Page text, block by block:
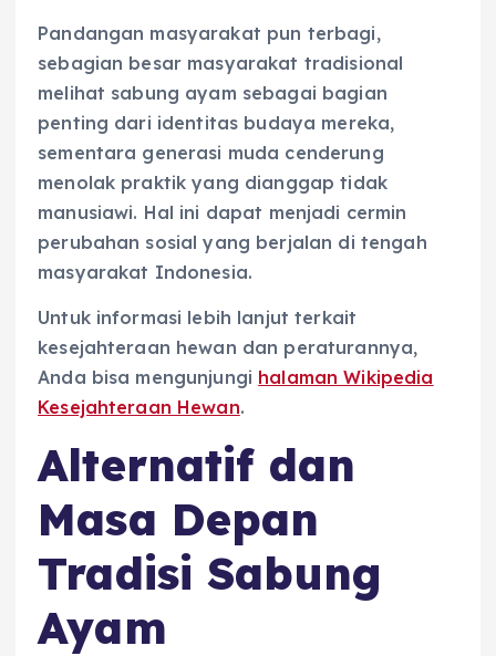
Pandangan masyarakat pun terbagi,
sebagian besar masyarakat tradisional
melihat sabung ayam sebagai bagian
penting dari identitas budaya mereka,
sementara generasi muda cenderung
menolak praktik yang dianggap tidak
manusiawi. Hal ini dapat menjadi cermin
perubahan sosial yang berjalan di tengah
masyarakat Indonesia.
Untuk informasi lebih lanjut terkait
kesejahteraan hewan dan peraturannya,
Anda bisa mengunjungi halaman Wikipedia
Kesejahteraan Hewan.
Alternatif dan
Masa Depan
Tradisi Sabung
Ayam